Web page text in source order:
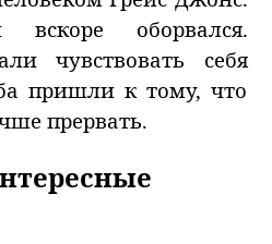
вскоре оборвался.
чувствовать себя
пришли к тому, что
прервать.